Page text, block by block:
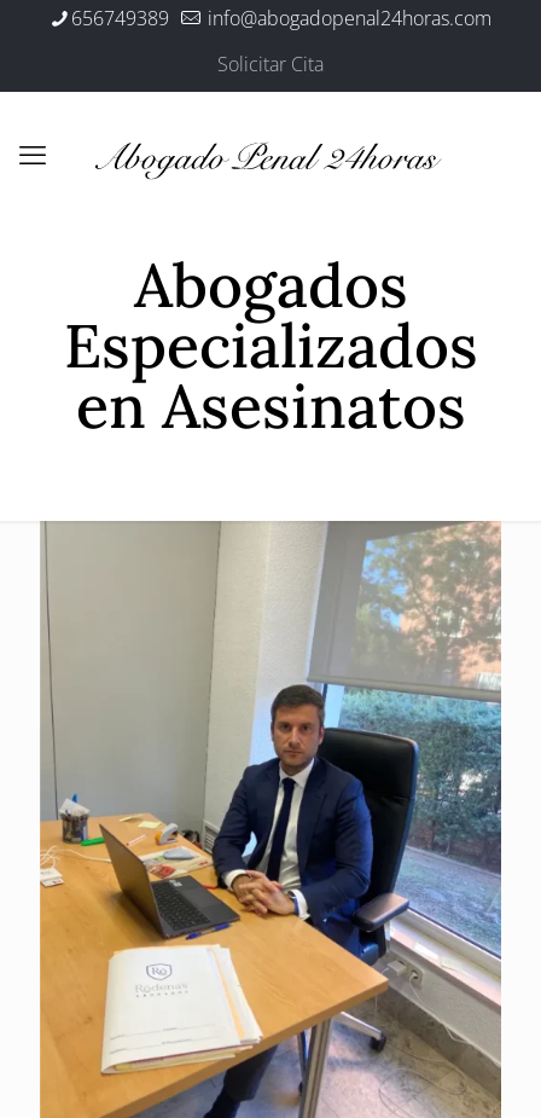
656749389
info@abogadopenal24horas.com
Solicitar Cita
Abogados
Especializados
en Asesinatos